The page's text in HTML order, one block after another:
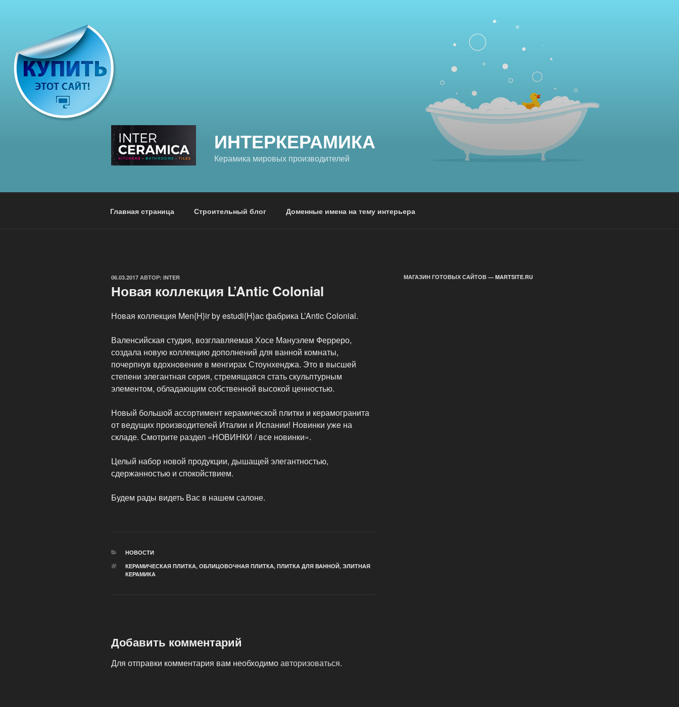
ИНТЕРКЕРАМИКА
Керамика мировых производителей
Главная страница Строительный блог Доменные имена на тему интерьера
ОПУБЛИКОВАНО
06.03.2017 АВТОР: INTER
Новая коллекция L’Antic Colonial
Новая коллекция Men{H}ir by estudi{H}ac фабрика L’Antic Colonial.
Валенсийская студия, возглавляемая Хосе Мануэлем Ферреро,
создала новую коллекцию дополнений для ванной комнаты,
почерпнув вдохновение в менгирах Стоунхенджа. Это в высшей
степени элегантная серия, стремящаяся стать скульптурным
элементом, обладающим собственной высокой ценностью.
Новый большой ассортимент керамической плитки и керамогранита
от ведущих производителей Италии и Испании! Новинки уже на
складе. Смотрите раздел «НОВИНКИ / все новинки».
Целый набор новой продукции, дышащей элегантностью,
сдержанностью и спокойствием.
Будем рады видеть Вас в нашем салоне.
РУБРИКИ
НОВОСТИ
МЕТКИ
КЕРАМИЧЕСКАЯ ПЛИТКА, ОБЛИЦОВОЧНАЯ ПЛИТКА, ПЛИТКА ДЛЯ ВАННОЙ, ЭЛИТНАЯ
КЕРАМИКА
Добавить комментарий
Для отправки комментария вам необходимоавторизоваться.
МАГАЗИН ГОТОВЫХ САЙТОВ — MARTSITE.RU